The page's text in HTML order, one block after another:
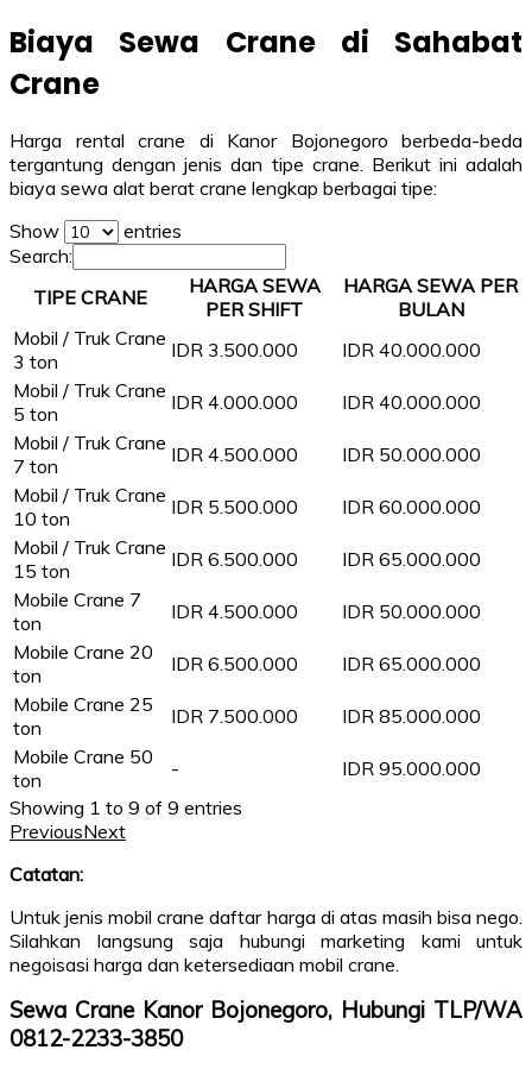
Biaya Sewa Crane di Sahabat
Crane
Harga rental crane di Kanor Bojonegoro berbeda-beda
tergantung dengan jenis dan tipe crane. Berikut ini adalah
biaya sewa alat berat crane lengkap berbagai tipe:
Show
entries
Search:
TIPE CRANE
HARGA SEWA
PER SHIFT
HARGA SEWA PER
BULAN
Mobil / Truk Crane
3 ton
IDR 3.500.000
IDR 40.000.000
Mobil / Truk Crane
5 ton
IDR 4.000.000
IDR 40.000.000
Mobil / Truk Crane
7 ton
IDR 4.500.000
IDR 50.000.000
Mobil / Truk Crane
10 ton
IDR 5.500.000
IDR 60.000.000
Mobil / Truk Crane
15 ton
IDR 6.500.000
IDR 65.000.000
Mobile Crane 7
ton
IDR 4.500.000
IDR 50.000.000
Mobile Crane 20
ton
IDR 6.500.000
IDR 65.000.000
Mobile Crane 25
ton
IDR 7.500.000
IDR 85.000.000
Mobile Crane 50
ton
-
IDR 95.000.000
Showing 1 to 9 of 9 entries
PreviousNext
Catatan:
Untuk jenis mobil crane daftar harga di atas masih bisa nego.
Silahkan langsung saja hubungi marketing kami untuk
negoisasi harga dan ketersediaan mobil crane.
Sewa Crane Kanor Bojonegoro, Hubungi TLP/WA
0812-2233-3850